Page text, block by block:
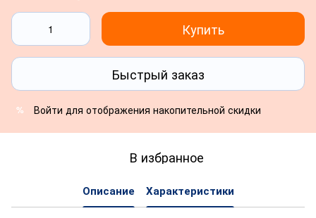
Купить
Быстрый заказ
% Войти для отображения накопительной скидки
В избранное
Описание Характеристики